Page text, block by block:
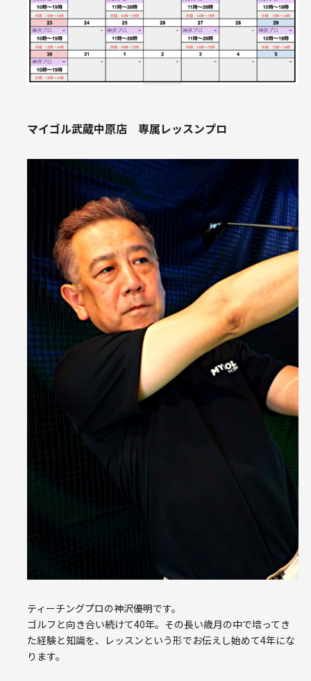
マイゴル武蔵中原店 専属レッスンプロ
ティーチングプロの神沢優明です。
ゴルフと向き合い続けて40年。その長い歳月の中で培ってき
た経験と知識を、レッスンという形でお伝えし始めて4年にな
ります。